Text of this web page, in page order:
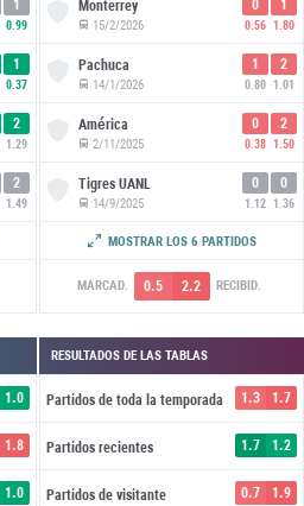
1
0.99
1
0.37
2
1.29
2
1.49
1.0
1.8
1.0
Monterrey
15/2/2026
0
0.56
1
1.80
Pachuca
14/1/2026
1
0.80
2
1.01
América
2/11/2025
0
0.38
2
1.50
Tigres UANL
14/9/2025
0
1.12
0
1.36
Cruz Azul
MOSTRAR LOS 6 PARTIDOS
MARCAD. 0.5 2.2 RECIBID.
RESULTADOS DE LAS TABLAS
Partidos de toda la temporada 1.3 1.7
Partidos recientes 1.7 1.2
Partidos de visitante 0.7 1.9